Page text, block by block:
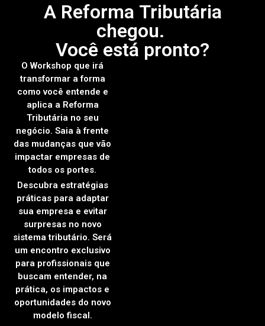
A Reforma Tributária
chegou.
Você está pronto?
O Workshop que irá
transformar a forma
como você entende e
aplica a Reforma
Tributária no seu
negócio. Saia à frente
das mudanças que vão
impactar empresas de
todos os portes.
Descubra estratégias
práticas para adaptar
sua empresa e evitar
surpresas no novo
sistema tributário. Será
um encontro exclusivo
para profissionais que
buscam entender, na
prática, os impactos e
oportunidades do novo
modelo fiscal.